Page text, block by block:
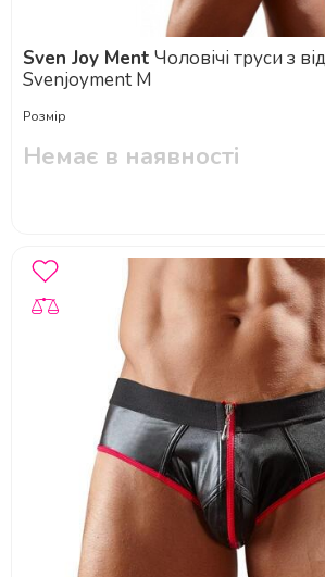
Sven Joy Ment
Svenjoyment M
Розмір
Немає в наявності